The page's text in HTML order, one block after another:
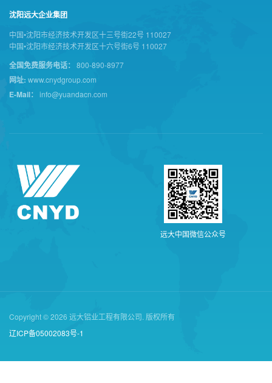
沈阳远大企业集团
中国•沈阳市经济技术开发区十三号街22号 110027
中国•沈阳市经济技术开发区十六号街6号 110027
全国免费服务电话： 800-890-8977
网址: www.cnydgroup.com
E-Mail： info@yuandacn.com
远大中 国微信公众号
Copyright © 2026 远大铝业工程有限公司. 版权所有
辽ICP备05002083号-1